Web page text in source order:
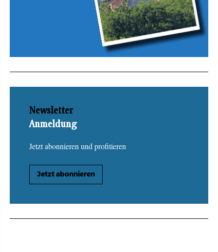
Newsletter
Anmeldung
Jetzt abonnieren und profitieren
Jetzt abonnieren